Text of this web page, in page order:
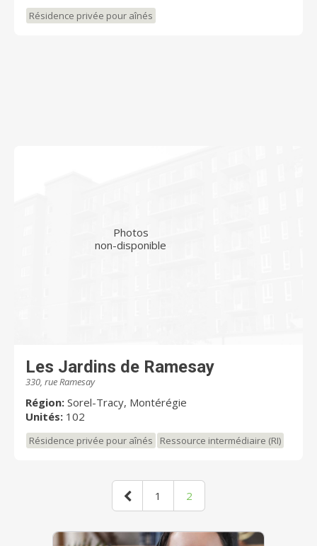
Résidence privée pour aînés
Photos
non-disponible
Les Jardins de Ramesay
330, rue Ramesay
Région: Sorel-Tracy, Montérégie
Unités: 102
Résidence privée pour aînés Ressource intermédiaire (RI)
1 2